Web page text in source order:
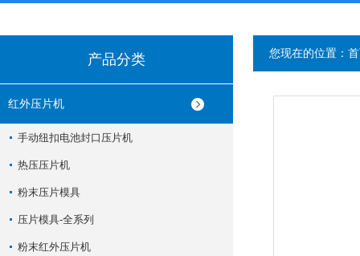
产品分类
红外压片机
手动纽扣电池封口压片机
热压压片机
粉末压片模具
压片模具-全系列
粉末红外压片机
您现在的位置：